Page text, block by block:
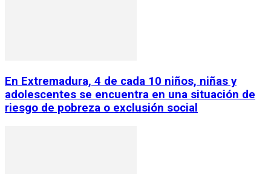
En Extremadura, 4 de cada 10 niños, niñas y
adolescentes se encuentra en una situación de
riesgo de pobreza o exclusión social